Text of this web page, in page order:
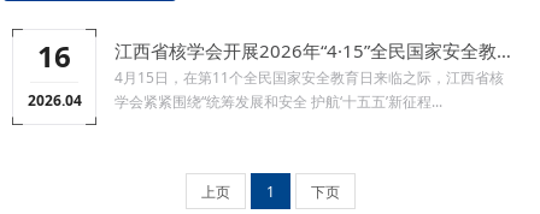
16
2026.04
江西省核学会开展2026年“4·15”全民国家安全教育日核安全教育宣传活动
4月15日，在第11个全民国家安全教育日来临之际，江西省核
学会紧紧围绕“统筹发展和安全 护航‘十五五’新征程...
上页 1 下页